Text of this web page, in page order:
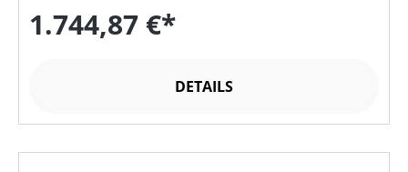
1.744,87 €*
DETAILS